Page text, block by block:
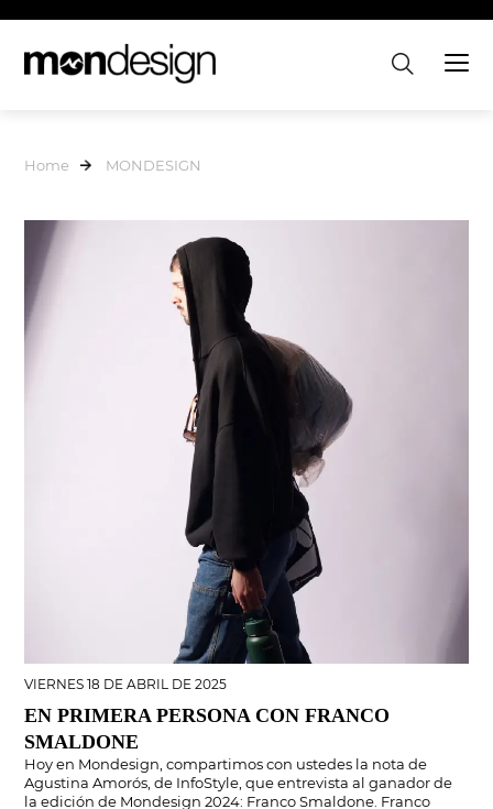
Home MONDESIGN
VIERNES 18 DE ABRIL DE 2025
EN PRIMERA PERSONA CON FRANCO
SMALDONE
Hoy en Mondesign, compartimos con ustedes la nota de
Agustina Amorós, de InfoStyle, que entrevista al ganador de
la edición de Mondesign 2024: Franco Smaldone. Franco